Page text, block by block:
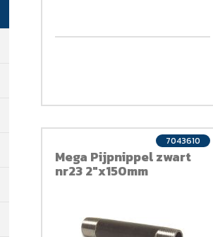
Mega Pijpnippel zwart
nr23 2"x150mm
7043610